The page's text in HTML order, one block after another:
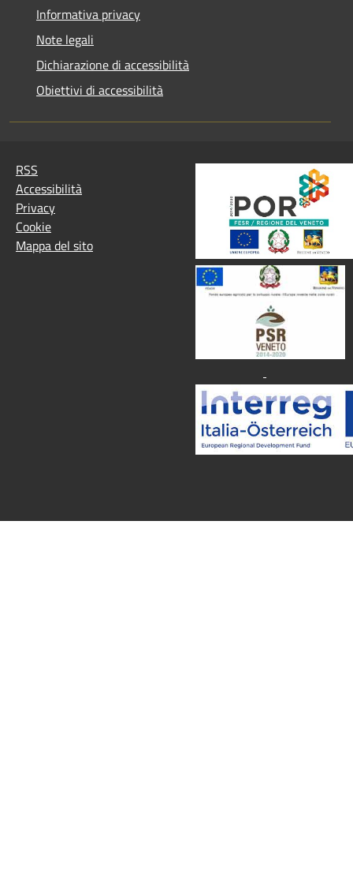
Informativa privacy
Note legali
Dichiarazione di accessibilità
Obiettivi di accessibilità
RSS
Accessibilità
Privacy
Cookie
Mappa del sito